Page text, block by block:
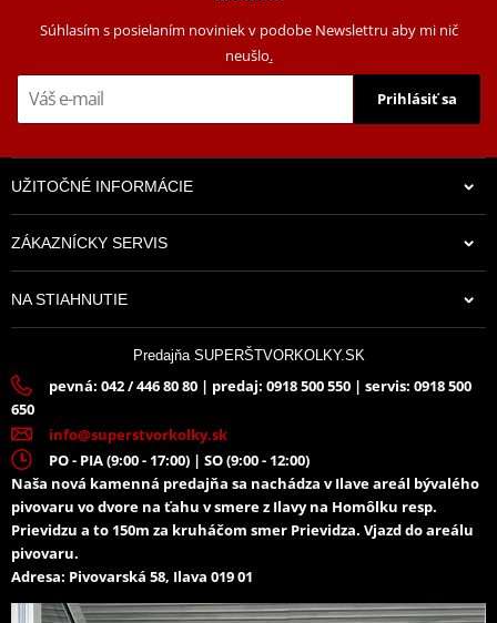
Súhlasím s posielaním noviniek v podobe Newslettru aby mi nič
neušlo.
Prihlásiť sa
UŽITOČNÉ INFORMÁCIE
ZÁKAZNÍCKY SERVIS
NA STIAHNUTIE
Predajňa SUPERŠTVORKOLKY.SK
pevná: 042 / 446 80 80 | predaj: 0918 500 550 | servis: 0918 500
650
info@superstvorkolky.sk
PO - PIA (9:00 - 17:00) | SO (9:00 - 12:00)
Naša nová kamenná predajňa sa nachádza v Ilave areál bývalého
pivovaru vo dvore na ťahu v smere z Ilavy na Homôlku resp.
Prievidzu a to 150m za kruháčom smer Prievidza. Vjazd do areálu
pivovaru.
Adresa: Pivovarská 58, Ilava 019 01